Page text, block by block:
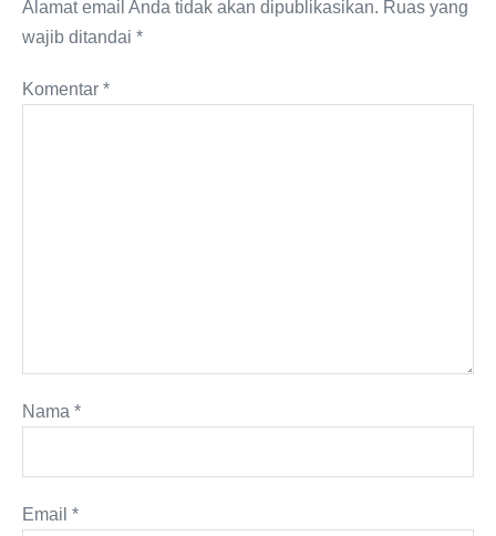
Alamat email Anda tidak akan dipublikasikan. Ruas yang
wajib ditandai *
Komentar *
Nama *
Email *